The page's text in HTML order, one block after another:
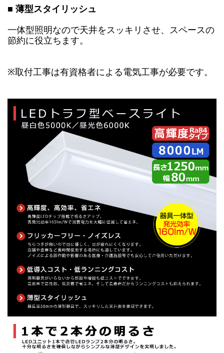
■ 薄型スタイリッシュ
一体型照明なので天井をスッキリさせ、スペースの
節約に役立ちます。
※取付工事は有資格者による電気工事が必要です。